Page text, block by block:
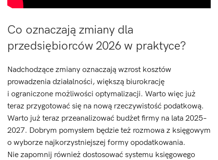
Co oznaczają zmiany dla
przedsiębiorców 2026 w praktyce?
Nadchodzące zmiany oznaczają wzrost kosztów
prowadzenia działalności, większą biurokrację
i ograniczone możliwości optymalizacji. Warto więc już
teraz przygotować się na nową rzeczywistość podatkową.
Warto już teraz przeanalizować budżet firmy na lata 2025–
2027. Dobrym pomysłem będzie też rozmowa z księgowym
o wyborze najkorzystniejszej formy opodatkowania.
Nie zapomnij również dostosować systemu księgowego